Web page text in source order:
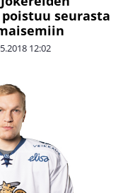
seurasta
12:02